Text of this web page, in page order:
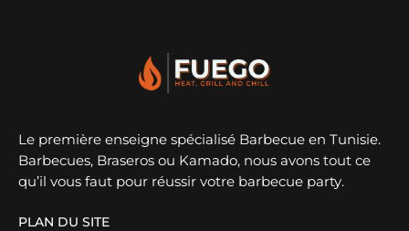
Le première enseigne spécialisé Barbecue en Tunisie.
Barbecues, Braseros ou Kamado, nous avons tout ce
qu’il vous faut pour réussir votre barbecue party.
PLAN DU SITE